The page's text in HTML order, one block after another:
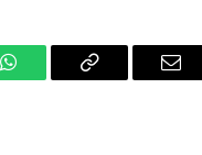
WhatsAppCopy